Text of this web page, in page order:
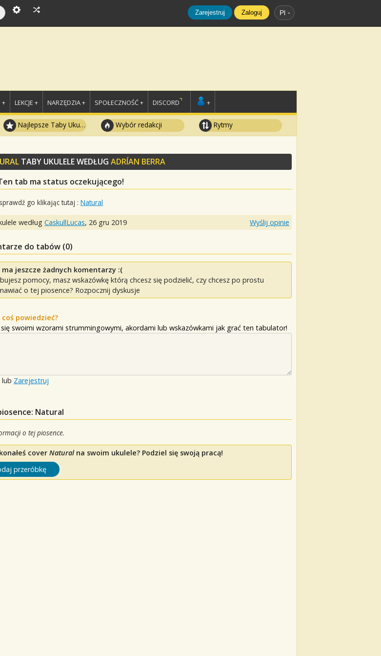
Zarejestruj Zaloguj Pl
+ LEKCJE + NARZĘDZIA + SPOŁECZNOŚĆ + DISCORD +
Najlepsze Taby Ukulele Wybór redakcji Rytmy
TABY UKULELE WEDŁUG ADRÍAN BERRA
tab ma status oczekującego!
go klikając tutaj : Natural
według CaskullLucas, 26 gru 2019 Wyślij opinie
do tabów (0)
ma jeszcze żadnych komentarzy :(
pomocy, masz wskazówkę którą chcesz się podzielić, czy chcesz po prostu
o tej piosence? Rozpocznij dyskusje
coś powiedzieć?
się swoimi wzorami strummingowymi, akordami lub wskazówkami jak grać ten tabulator!
lub Zarejestruj
Natural
o tej piosence.
cover Naturalna swoim ukulele? Podziel się swoją pracą!
przeróbkę